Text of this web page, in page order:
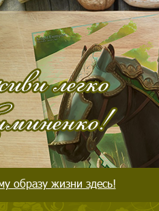
образу жизни здесь!